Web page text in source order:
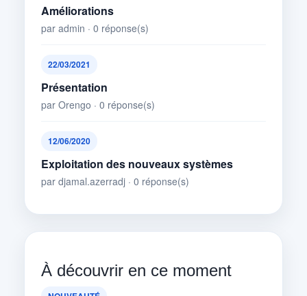
Améliorations
par admin · 0 réponse(s)
22/03/2021
Présentation
par Orengo · 0 réponse(s)
12/06/2020
Exploitation des nouveaux systèmes
par djamal.azerradj · 0 réponse(s)
À découvrir en ce moment